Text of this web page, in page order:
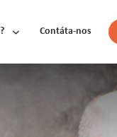
Contáta-nos